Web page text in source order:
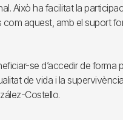
Això ha facilitat la
aquest, amb el suport
se d’accedir de
de vida i la
Costello.